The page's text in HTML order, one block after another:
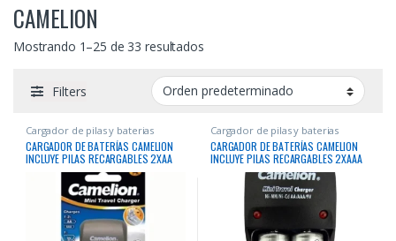
CAMELION
Mostrando 1–25 de 33 resultados
Filters
Cargador de pilas y baterias
CARGADOR DE BATERÍAS CAMELION
INCLUYE PILAS RECARGABLES 2XAA
Cargador de pilas y baterias
CARGADOR DE BATERÍAS CAMELION
INCLUYE PILAS RECARGABLES 2XAAA